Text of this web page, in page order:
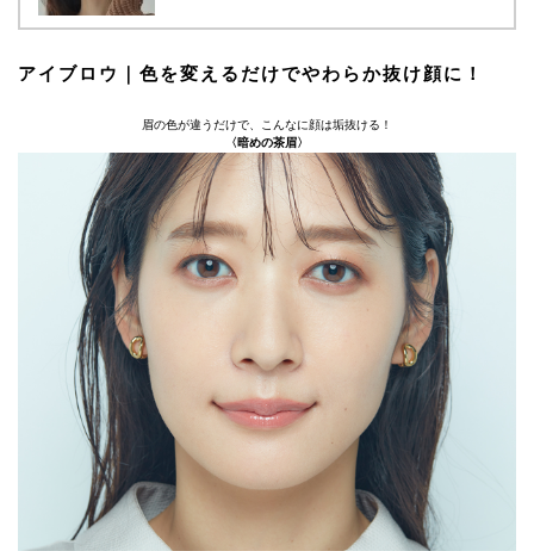
アイブロウ｜色を変えるだけでやわらか抜け顔に！
眉の色が違うだけで、こんなに顔は垢抜ける！
〈暗めの茶眉〉